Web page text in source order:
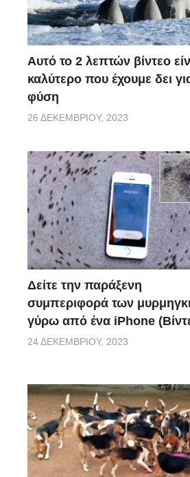
Αυτό το 2 λεπτών βίντεο
καλύτερο που έχουμε δει
φύση
26 ΔΕΚΕΜΒΡΊΟΥ, 2023
Δείτε την παράξενη
συμπεριφορά των
γύρω από ένα iPhone
24 ΔΕΚΕΜΒΡΊΟΥ, 2023